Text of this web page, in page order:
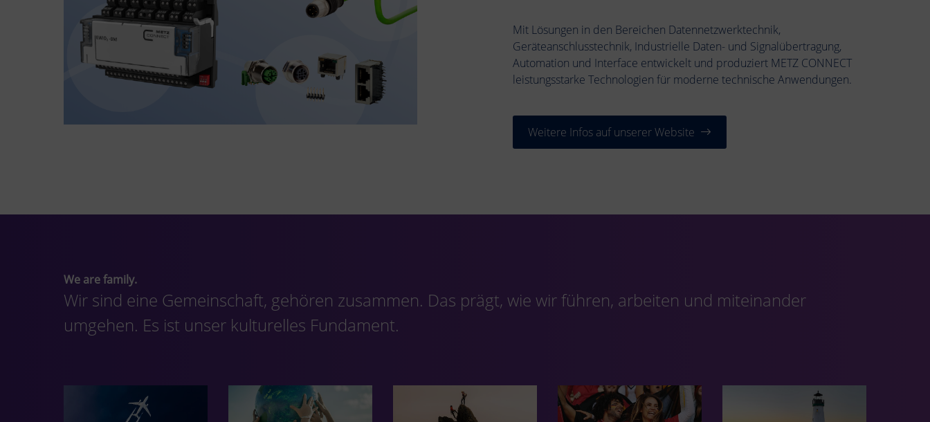
Mit Lösungen in den Bereichen Datennetzwerktechnik,
Geräteanschlusstechnik, Industrielle Daten- und Signalübertragung,
Automation und Interface entwickelt und produziert METZ CONNECT
leistungsstarke Technologien für moderne technische Anwendungen.
Weitere Infos auf unserer Website
We are family.
Wir sind eine Gemeinschaft, gehören zusammen. Das prägt, wie wir führen, arbeiten und miteinander
umgehen. Es ist unser kulturelles Fundament.